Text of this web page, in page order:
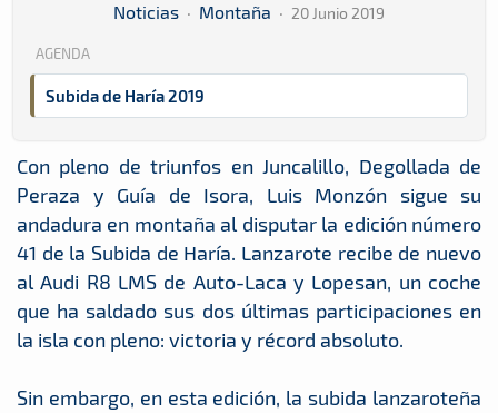
Noticias · Montaña · 20 Junio 2019
AGENDA
Subida de Haría 2019
Con pleno de triunfos en Juncalillo, Degollada de
Peraza y Guía de Isora, Luis Monzón sigue su
andadura en montaña al disputar la edición número
41 de la Subida de Haría. Lanzarote recibe de nuevo
al Audi R8 LMS de Auto-Laca y Lopesan, un coche
que ha saldado sus dos últimas participaciones en
la isla con pleno: victoria y récord absoluto.
Sin embargo, en esta edición, la subida lanzaroteña